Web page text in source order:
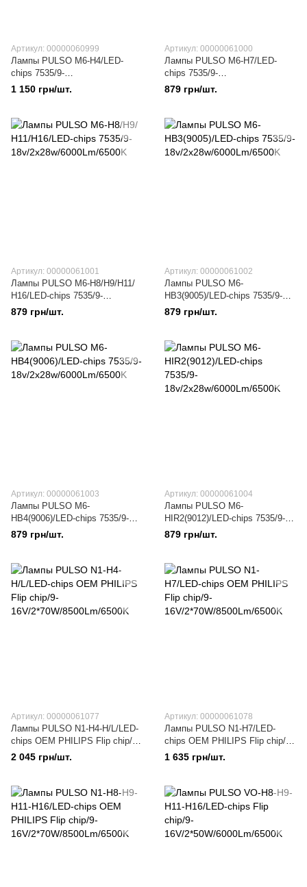
Артикул: 00000060999
Лампы PULSO M6-H4/LED-
chips 7535/9-
18v/2x28w/6000Lm/6500K
1 150 грн/шт.
Артикул: 00000061000
Лампы PULSO M6-H7/LED-
chips 7535/9-
18v/2x28w/6000Lm/6500K
879 грн/шт.
Артикул: 00000061001
Лампы PULSO M6-H8/Н9/Н11/
Н16/LED-chips 7535/9-
18v/2x28w/6000Lm/6500K
879 грн/шт.
Артикул: 00000061002
Лампы PULSO M6-
HВ3(9005)/LED-chips 7535/9-
18v/2x28w/6000Lm/6500K
879 грн/шт.
Артикул: 00000061003
Лампы PULSO M6-
HВ4(9006)/LED-chips 7535/9-
18v/2x28w/6000Lm/6500K
879 грн/шт.
Артикул: 00000061004
Лампы PULSO M6-
HIR2(9012)/LED-chips 7535/9-
18v/2x28w/6000Lm/6500K
879 грн/шт.
Артикул: 00000061077
Лампы PULSO N1-H4-H/L/LED-
chips OEM PHILIPS Flip chip/9-
16V/2*70W/8500Lm/6500K
2 045 грн/шт.
Артикул: 00000061078
Лампы PULSO N1-H7/LED-
chips OEM PHILIPS Flip chip/9-
16V/2*70W/8500Lm/6500K
1 635 грн/шт.